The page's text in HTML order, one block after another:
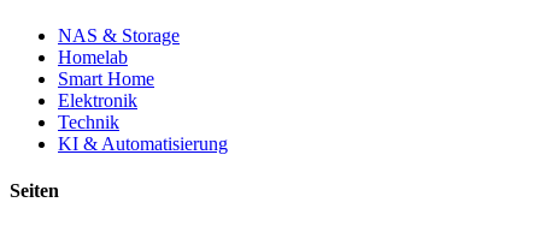
NAS & Storage
Homelab
Smart Home
Elektronik
Technik
KI & Automatisierung
Seiten